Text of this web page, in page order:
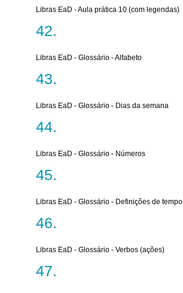
Libras EaD - Aula prática 10 (com legendas)
Libras EaD - Glossário - Alfabeto
Libras EaD - Glossário - Dias da semana
Libras EaD - Glossário - Números
Libras EaD - Glossário - Definições de tempo
Libras EaD - Glossário - Verbos (ações)